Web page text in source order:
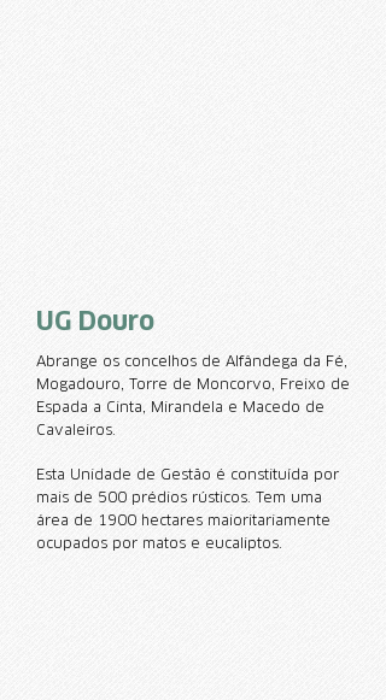
UG Douro
Abrange os concelhos de Alfândega da Fé,
Mogadouro, Torre de Moncorvo, Freixo de
Espada a Cinta, Mirandela e Macedo de
Cavaleiros.
Esta Unidade de Gestão é constituída por
mais de 500 prédios rústicos. Tem uma
área de 1900 hectares maioritariamente
ocupados por matos e eucaliptos.